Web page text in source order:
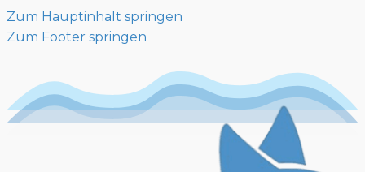
Zum Hauptinhalt springen
Zum Footer springen